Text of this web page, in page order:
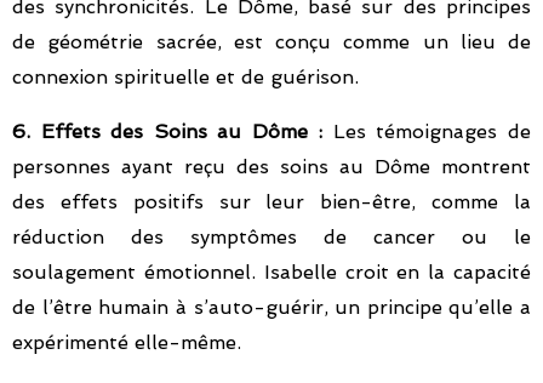
des synchronicités. Le Dôme, basé sur des principes
de géométrie sacrée, est conçu comme un lieu de
connexion spirituelle et de guérison.
6. Effets des Soins au Dôme : Les témoignages de
personnes ayant reçu des soins au Dôme montrent
des effets positifs sur leur bien-être, comme la
réduction des symptômes de cancer ou le
soulagement émotionnel. Isabelle croit en la capacité
de l’être humain à s’auto-guérir, un principe qu’elle a
expérimenté elle-même.